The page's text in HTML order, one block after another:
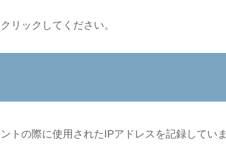
リックしてください。
トの際に使用されたIPアドレスを記録していま